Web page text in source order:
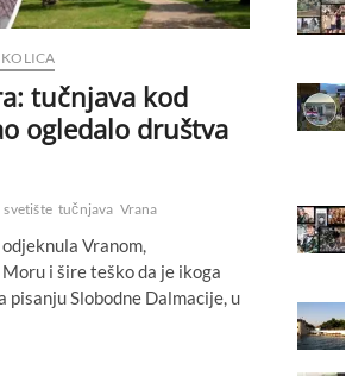
tučnjava kod
ogledalo društva
svetište tučnjava Vrana
Vranom,
i šire teško da je ikoga
Slobodne Dalmacije, u